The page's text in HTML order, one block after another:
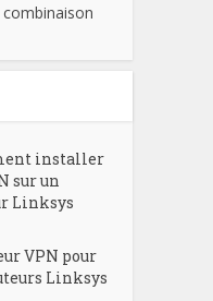
installer
sur un
Linksys
VPN pour
Linksys